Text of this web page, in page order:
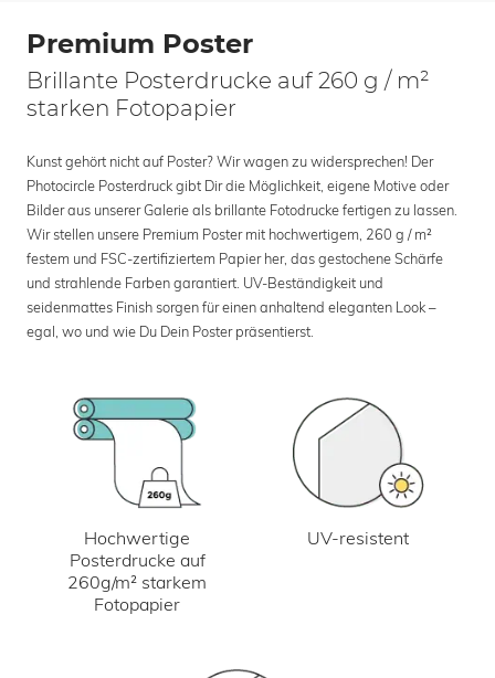
Premium Poster
Brillante Posterdrucke auf 260 g / m²
starken Fotopapier
Kunst gehört nicht auf Poster? Wir wagen zu widersprechen! Der
Photocircle Posterdruck gibt Dir die Möglichkeit, eigene Motive oder
Bilder aus unserer Galerie als brillante Fotodrucke fertigen zu lassen.
Wir stellen unsere Premium Poster mit hochwertigem, 260 g / m²
festem und FSC-zertifiziertem Papier her, das gestochene Schärfe
und strahlende Farben garantiert. UV-Beständigkeit und
seidenmattes Finish sorgen für einen anhaltend eleganten Look –
egal, wo und wie Du Dein Poster präsentierst.
Hochwertige
Posterdrucke auf
260g/m² starkem
Fotopapier
UV-resistent